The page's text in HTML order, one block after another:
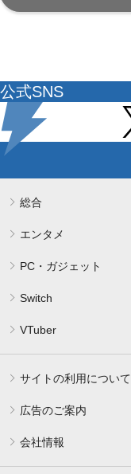
公式SNS
総合
エンタメ
PC・ガジェット
Switch
VTuber
サイトの利用について
広告のご案内
会社情報